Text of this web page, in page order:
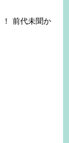
前代未聞か